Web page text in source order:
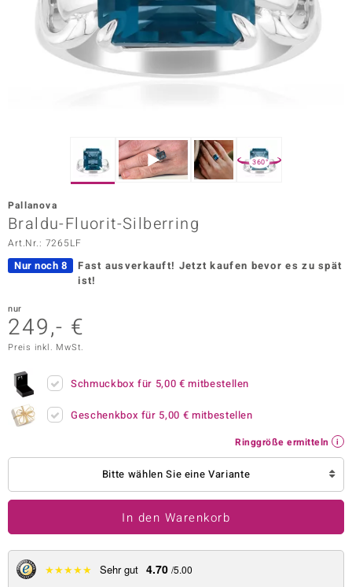
Edition
Vogue
BY DE MELO
360°
Pallanova
Braldu-Fluorit-Silberring
Art.Nr.: 7265LF
Nur noch 8 Fast ausverkauft! Jetzt kaufen bevor es zu spät
ist!
nur
249,- €
Preis inkl. MwSt.
Schmuckbox für 5,00 € mitbestellen
Geschenkbox für 5,00 € mitbestellen
Ringgröße ermitteln
Bitte wählen Sie eine Variante
In den Warenkorb
★★★★★ Sehr gut 4.70 /5.00